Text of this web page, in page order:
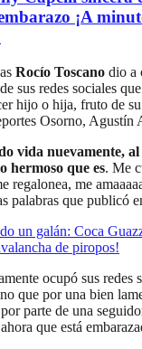
¡A
Rocío Toscano dio a
sus redes sociales
hijo o hija, fruto de
Osorno, Agustín
vida nuevamente,
hermoso que es. Me
regalonea, me
palabras que publicó
un galán: Coca
de piropos!
ocupó sus redes
que por una bien
parte de una
que está